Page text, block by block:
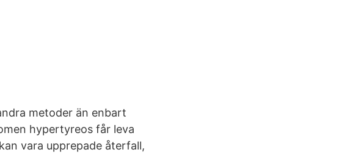
metoder än enbart
hypertyreos får leva
vara upprepade återfall,